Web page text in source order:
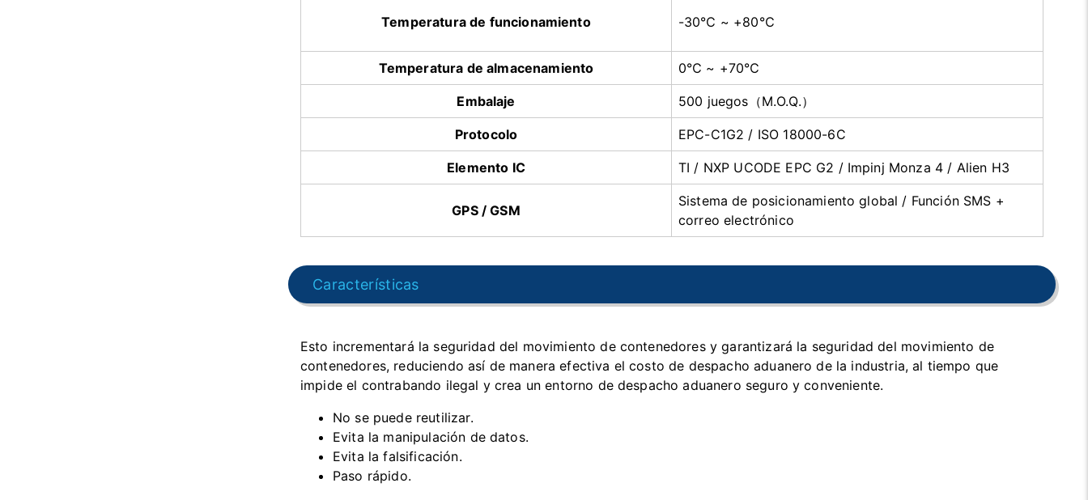
Temperatura de funcionamiento -30℃ ~ +80℃
Temperatura de almacenamiento 0℃ ~ +70℃
Embalaje 500 juegos（M.O.Q.）
Protocolo EPC-C1G2 / ISO 18000-6C
Elemento IC TI / NXP UCODE EPC G2 / Impinj Monza 4 / Alien H3
GPS / GSM
Sistema de posicionamiento global / Función SMS +
correo electrónico
Características
Esto incrementará la seguridad del movimiento de contenedores y garantizará la seguridad del movimiento de
contenedores, reduciendo así de manera efectiva el costo de despacho aduanero de la industria, al tiempo que
impide el contrabando ilegal y crea un entorno de despacho aduanero seguro y conveniente.
No se puede reutilizar.
Evita la manipulación de datos.
Evita la falsificación.
Paso rápido.